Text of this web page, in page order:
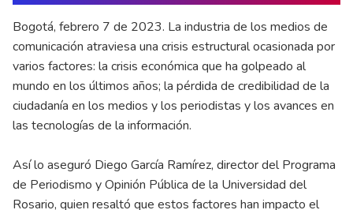
Bogotá, febrero 7 de 2023. La industria de los medios de
comunicación atraviesa una crisis estructural ocasionada por
varios factores: la crisis económica que ha golpeado al
mundo en los últimos años; la pérdida de credibilidad de la
ciudadanía en los medios y los periodistas y los avances en
las tecnologías de la información.
Así lo aseguró Diego García Ramírez, director del Programa
de Periodismo y Opinión Pública de la Universidad del
Rosario, quien resaltó que estos factores han impacto el